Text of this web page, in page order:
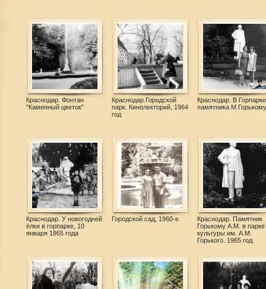
Краснодар. Фонтан
"Каменный цветок"
Краснодар.Городской
парк. Кинолекторий, 1964
год
Краснодар. В
памятника М.Горькому
Краснодар. У новогодней
ёлки в горпарке, 10
января 1965 года
Городской сад, 1960-е
Краснодар. Памятник
Горькому А.М. в парке
культуры им. А.М.
Горького. 1965 год.